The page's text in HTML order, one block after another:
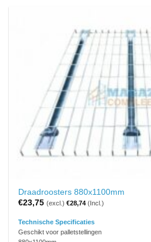
Draadroosters 880x1100mm
€23,75 (excl.)€28,74 (Incl.)
Technische Specificaties
Geschikt voor palletstellingen